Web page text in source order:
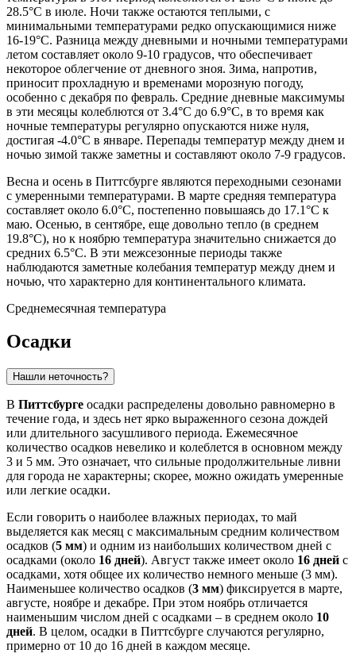
28.5°C в июле. Ночи также остаются теплыми, с
минимальными температурами редко опускающимися ниже
16-19°C. Разница между дневными и ночными температурами
летом составляет около 9-10 градусов, что обеспечивает
некоторое облегчение от дневного зноя. Зима, напротив,
приносит прохладную и временами морозную погоду,
особенно с декабря по февраль. Средние дневные максимумы
в эти месяцы колеблются от 3.4°C до 6.9°C, в то время как
ночные температуры регулярно опускаются ниже нуля,
достигая -4.0°C в январе. Перепады температур между днем и
ночью зимой также заметны и составляют около 7-9 градусов.
Весна и осень в Питтсбурге являются переходными сезонами
с умеренными температурами. В марте средняя температура
составляет около 6.0°C, постепенно повышаясь до 17.1°C к
маю. Осенью, в сентябре, еще довольно тепло (в среднем
19.8°C), но к ноябрю температура значительно снижается до
средних 6.5°C. В эти межсезонные периоды также
наблюдаются заметные колебания температур между днем и
ночью, что характерно для континентального климата.
Среднемесячная температура
Осадки
Нашли неточность?
В Питтсбурге осадки распределены довольно равномерно в
течение года, и здесь нет ярко выраженного сезона дождей
или длительного засушливого периода. Ежемесячное
количество осадков невелико и колеблется в основном между
3 и 5 мм. Это означает, что сильные продолжительные ливни
для города не характерны; скорее, можно ожидать умеренные
или легкие осадки.
Если говорить о наиболее влажных периодах, то май
выделяется как месяц с максимальным средним количеством
осадков (5 мм) и одним из наибольших количеством дней с
осадками (около 16 дней). Август также имеет около 16 дней с
осадками, хотя общее их количество немного меньше (3 мм).
Наименьшее количество осадков (3 мм) фиксируется в марте,
августе, ноябре и декабре. При этом ноябрь отличается
наименьшим числом дней с осадками – в среднем около 10
дней. В целом, осадки в Питтсбурге случаются регулярно,
примерно от 10 до 16 дней в каждом месяце.